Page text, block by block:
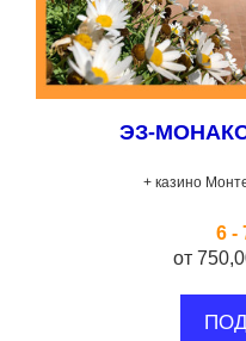
ЭЗ-
+ казино
6 -
от